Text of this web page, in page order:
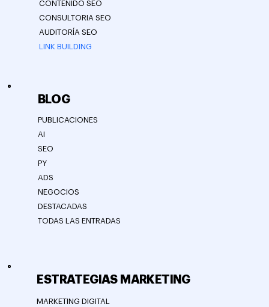
CONTENIDO SEO
CONSULTORIA SEO
AUDITORÍA SEO
LINK BUILDING
ESTRATEGIAS MARKETING
MARKETING DIGITAL
BLOG
PUBLICACIONES
AI
SEO
PY
ADS
NEGOCIOS
DESTACADAS
TODAS LAS ENTRADAS